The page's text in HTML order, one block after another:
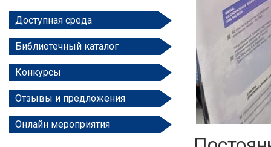
Доступная среда
Библиотечный каталог
Конкурсы
Отзывы и предложения
Онлайн мероприятия